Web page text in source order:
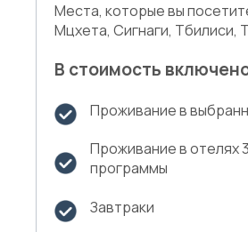
Места, которые вы
Мцхета, Сигнаги, Тбилиси,
В стоимость
Проживание в
Проживание в отелях
программы
Завтраки